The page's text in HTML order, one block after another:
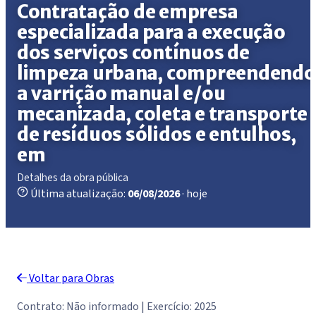
Contratação de empresa
especializada para a execução
dos serviços contínuos de
limpeza urbana, compreendendo
a varrição manual e/ou
mecanizada, coleta e transporte
de resíduos sólidos e entulhos,
em
Detalhes da obra pública
Última atualização: 06/08/2026· hoje
Voltar para Obras
Contrato: Não informado | Exercício: 2025